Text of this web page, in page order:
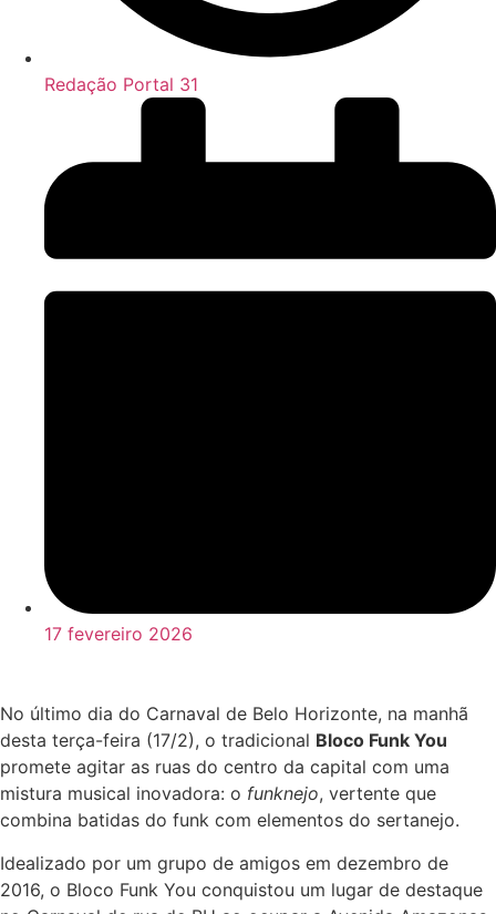
Redação Portal 31
17 fevereiro 2026
No último dia do Carnaval de Belo Horizonte, na manhã
desta terça-feira (17/2), o tradicional Bloco Funk You
promete agitar as ruas do centro da capital com uma
mistura musical inovadora: o funknejo, vertente que
combina batidas do funk com elementos do sertanejo.
Idealizado por um grupo de amigos em dezembro de
2016, o Bloco Funk You conquistou um lugar de destaque